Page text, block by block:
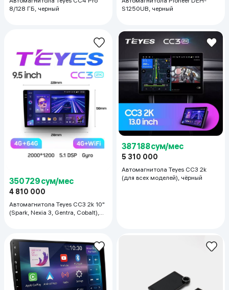
8/128 ГБ, черный
S1250UB, черный
350 729 сум/мес
4 810 000
Автомагнитола Teyes CC3 2k 10"
(Spark, Nexia 3, Gentra, Cobalt),
387 188 сум/мес
5 310 000
Автомагнитола Teyes CC3 2k
(для всех моделей), чёрный